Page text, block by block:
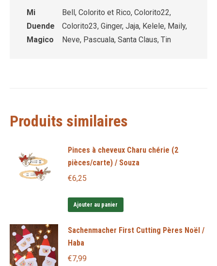
Mi
Duende
Magico
Bell, Colorito et Rico, Colorito22,
Colorito23, Ginger, Jaja, Kelele, Maily,
Neve, Pascuala, Santa Claus, Tin
Produits similaires
Pinces à cheveux Charu chérie (2
pièces/carte) / Souza
€6,25
Ajouter au panier
Sachenmacher First Cutting Pères Noël /
Haba
€7,99